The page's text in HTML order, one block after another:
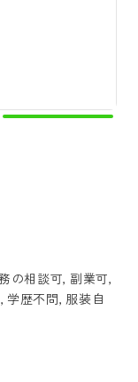
の相談可, 副業可,
学歴不問, 服装自